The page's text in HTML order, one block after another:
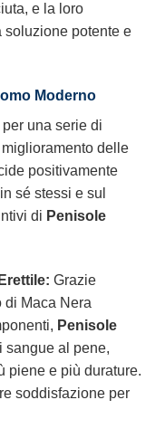
e la loro
soluzione potente e
Moderno
una serie di
delle
positivamente
sé stessi e sul
di Penisole
Grazie
di Maca Nera
Penisole
sangue al pene,
piene e più durature.
soddisfazione per